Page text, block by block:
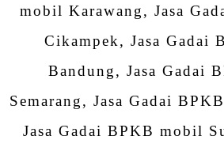
mobil Karawang, Jasa
Cikampek, Jasa Gadai
Bandung, Jasa Gadai
Semarang, Jasa Gadai
Jasa Gadai BPKB mobil